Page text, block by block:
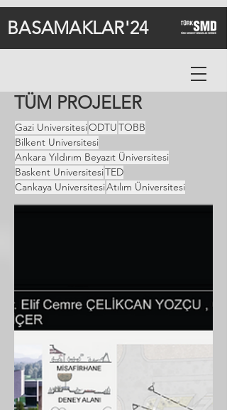
BASAMAKLAR'24
TÜM PROJELER
Gazi UniversitesiODTUTOBB
Bilkent Universitesi
Ankara Yıldırım Beyazıt Üniversitesi
Baskent UniversitesiTED
Cankaya UniversitesiAtılım Üniversitesi